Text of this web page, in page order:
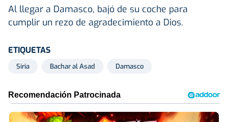
Al llegar a Damasco, bajó de su coche para
cumplir un rezo de agradecimiento a Dios.
ETIQUETAS
Siria Bachar al Asad Damasco